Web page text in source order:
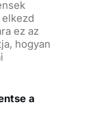
elkezd
ez az
hogyan
a